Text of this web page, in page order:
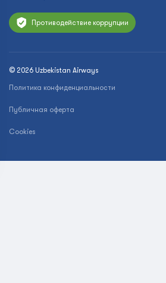
Противодействие коррупции
© 2026 Uzbekistan Airways
Политика конфиденциальности
Публичная оферта
Cookies